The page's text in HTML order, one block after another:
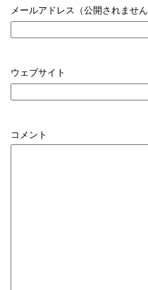
メールアドレス（公開されません
ウェブサイト
コメント